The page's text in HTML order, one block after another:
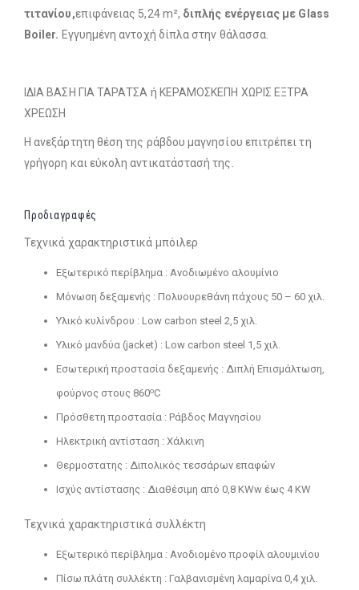
τιτανίου,επιφάνειας 5,24 m², διπλής ενέργειας με Glass
Boiler. Εγγυημένη αντοχή δίπλα στην θάλασσα.
ΙΔΙΑ ΒΑΣΗ ΓΙΑ ΤΑΡΑΤΣΑ ή ΚΕΡΑΜΟΣΚΕΠΗ ΧΩΡΙΣ ΕΞΤΡΑ
ΧΡΕΩΣΗ
Η ανεξάρτητη θέση της ράβδου μαγνησίου επιτρέπει τη
γρήγορη και εύκολη αντικατάστασή της.
Προδιαγραφές
Τεχνικά χαρακτηριστικά μπόιλερ
Εξωτερικό περίβλημα : Ανοδιωμένο αλουμίνιο
Μόνωση δεξαμενής : Πολυουρεθάνη πάχους 50 – 60 χιλ.
Υλικό κυλίνδρου : Low carbon steel 2,5 χιλ.
Υλικό μανδύα (jacket) : Low carbon steel 1,5 χιλ.
Εσωτερική προστασία δεξαμενής : Διπλή Επισμάλτωση,
φούρνος στους 860οC
Πρόσθετη προστασία : Ράβδος Μαγνησίου
Ηλεκτρική αντίσταση : Χάλκινη
Θερμοστατης : Διπολικός τεσσάρων επαφών
Ισχύς αντίστασης : Διαθέσιμη από 0,8 KWw έως 4 KW
Τεχνικά χαρακτηριστικά συλλέκτη
Εξωτερικό περίβλημα : Ανοδιομένο προφίλ αλουμινίου
Πίσω πλάτη συλλέκτη : Γαλβανισμένη λαμαρίνα 0,4 χιλ.